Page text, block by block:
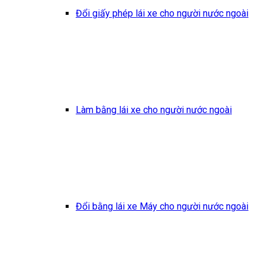
Đổi giấy phép lái xe cho người nước ngoài
Làm bằng lái xe cho người nước ngoài
Đổi bằng lái xe Máy cho người nước ngoài